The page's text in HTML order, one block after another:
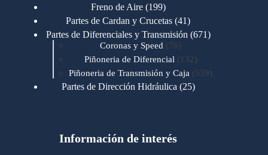
Freno de Aire 199199
productos
Partes de Cardan y Crucetas 4141
productos
Partes de Diferenciales y Transmisión 671671
Coronas y Speed 7676
productos
Piñoneria de Diferencial 132 132
productos
Piñoneria de Transmisión y Caja 539539
Partes de Dirección Hidráulica 2525
Motores Cummins 723
Información de interés